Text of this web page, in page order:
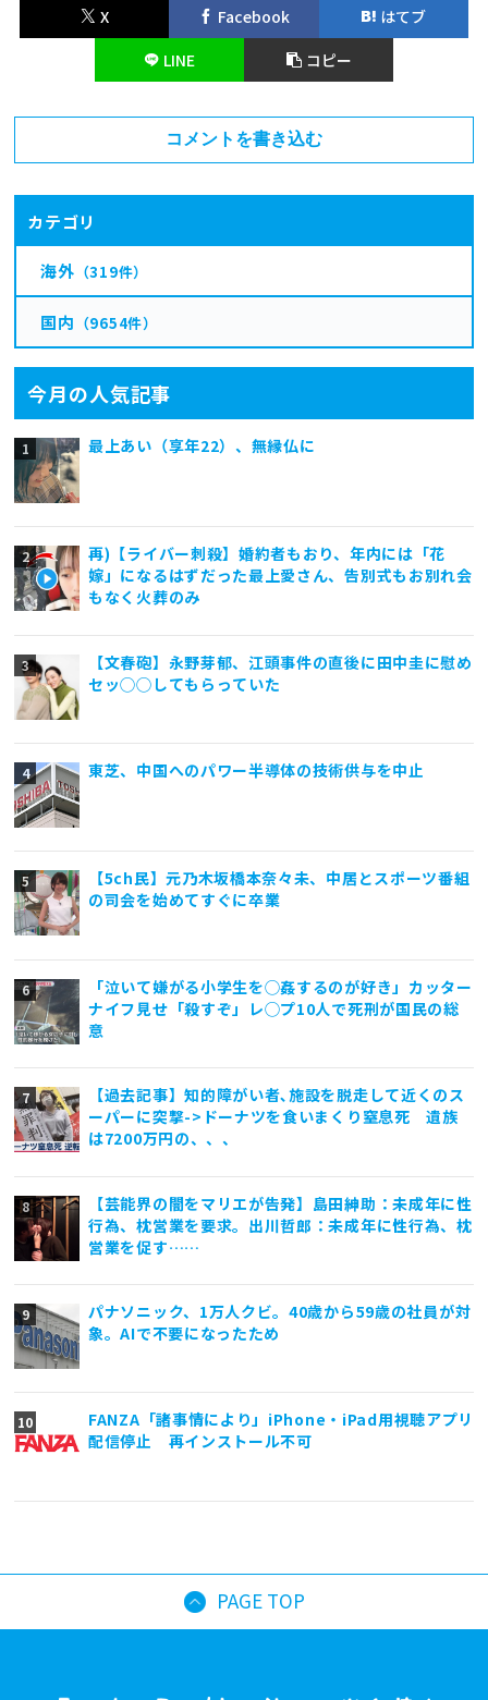
X Facebook
はてブ
LINE
コピー
コメントを書き込む
カテゴリ
海外 （319件）
国内 （9654件）
今月の人気記事
最上あい（享年22）、無縁仏に
再)【ライバー刺殺】婚約者もおり、年内には「花
嫁」になるはずだった最上愛さん、告別式もお別れ会
もなく火葬のみ
【文春砲】永野芽郁、江頭事件の直後に田中圭に慰め
セッ◯◯してもらっていた
東芝、中国へのパワー半導体の技術供与を中止
【5ch民】元乃木坂橋本奈々未、中居とスポーツ番組
の司会を始めてすぐに卒業
「泣いて嫌がる小学生を◯姦するのが好き」カッター
ナイフ見せ「殺すぞ」レ◯プ10人で死刑が国民の総
意
【過去記事】知的障がい者､施設を脱走して近くのス
ーパーに突撃->ドーナツを食いまくり窒息死 遺族
は7200万円の、、、
【芸能界の闇をマリエが告発】島田紳助：未成年に性
行為、枕営業を要求。出川哲郎：未成年に性行為、枕
営業を促す……
パナソニック、1万人クビ。40歳から59歳の社員が対
象。AIで不要になったため
FANZA「諸事情により」iPhone・iPad用視聴アプリ
配信停止 再インストール不可
PAGE TOP